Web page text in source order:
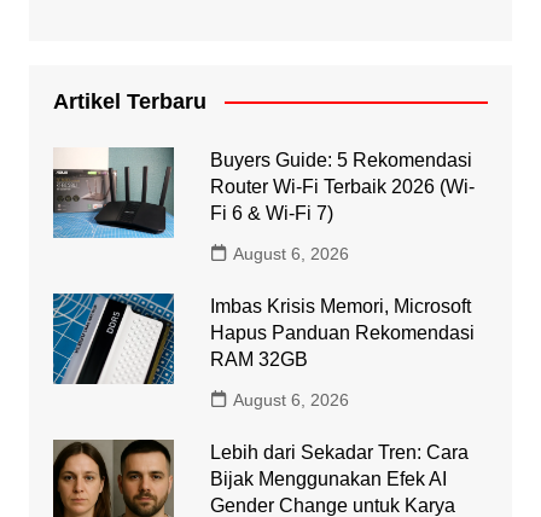
Artikel Terbaru
Buyers Guide: 5 Rekomendasi
Router Wi-Fi Terbaik 2026 (Wi-
Fi 6 & Wi-Fi 7)
August 6, 2026
Imbas Krisis Memori, Microsoft
Hapus Panduan Rekomendasi
RAM 32GB
August 6, 2026
Lebih dari Sekadar Tren: Cara
Bijak Menggunakan Efek AI
Gender Change untuk Karya